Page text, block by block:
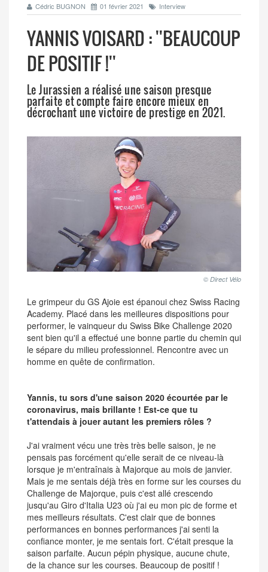
Cédric BUGNON 01 février 2021 Interview
YANNIS VOISARD : ''BEAUCOUP
DE POSITIF !''
Le Jurassien a réalisé une saison presque
parfaite et compte faire encore mieux en
décrochant une victoire de prestige en 2021.
© Direct Vélo
Le grimpeur du GS Ajoie est épanoui chez Swiss Racing
Academy. Placé dans les meilleures dispositions pour
performer, le vainqueur du Swiss Bike Challenge 2020
sent bien qu'il a effectué une bonne partie du chemin qui
le sépare du milieu professionnel. Rencontre avec un
homme en quête de confirmation.
Yannis, tu sors d'une saison 2020 écourtée par le
coronavirus, mais brillante ! Est-ce que tu
t'attendais à jouer autant les premiers rôles ?
J'ai vraiment vécu une très très belle saison, je ne
pensais pas forcément qu'elle serait de ce niveau-là
lorsque je m'entraînais à Majorque au mois de janvier.
Mais je me sentais déjà très en forme sur les courses du
Challenge de Majorque, puis c'est allé crescendo
jusqu'au Giro d'Italia U23 où j'ai eu mon pic de forme et
mes meilleurs résultats. C'est clair que de bonnes
performances en bonnes performances j'ai senti la
confiance monter, je me sentais fort. C'était presque la
saison parfaite. Aucun pépin physique, aucune chute,
de la chance sur les courses. Beaucoup de positif !